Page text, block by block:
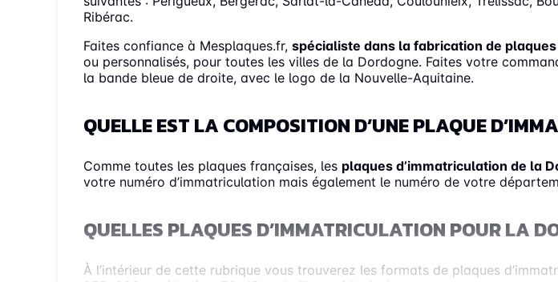
Ribérac.
Faites confiance à Mesplaques.fr, spécialiste dans la fabrication de
ou personnalisés, pour toutes les villes de la Dordogne. Faites votre
la bande bleue de droite, avec le logo de la Nouvelle-Aquitaine.
QUELLE EST LA COMPOSITION D’UNE PLAQUE
Comme toutes les plaques françaises, les plaques d’immatriculation de la
votre numéro d’immatriculation mais également le numéro de votre
QUELLES PLAQUES D’IMMATRICULATION POUR LA
À l’intérieur de cette rubrique vous trouverez les formats de plaques